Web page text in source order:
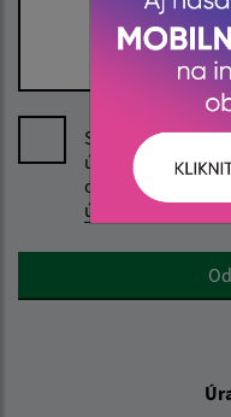
Súhlasím so
údajov v rozsahu
oboznámil som sa
údajov.
Google reCaptcha Response